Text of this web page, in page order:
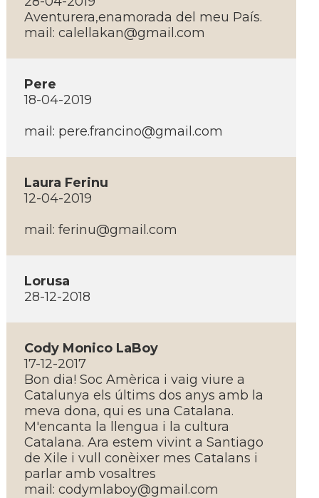
Aventurera,enamorada del meu Paí­s.
mail: calellakan@gmail.com
Pere
18-04-2019
mail: pere.francino@gmail.com
Laura Ferinu
12-04-2019
mail: ferinu@gmail.com
Lorusa
28-12-2018
Cody Monico LaBoy
17-12-2017
Bon dia! Soc Amèrica i vaig viure a
Catalunya els últims dos anys amb la
meva dona, qui es una Catalana.
M'encanta la llengua i la cultura
Catalana. Ara estem vivint a Santiago
de Xile i vull conèixer mes Catalans i
parlar amb vosaltres
mail: codymlaboy@gmail.com